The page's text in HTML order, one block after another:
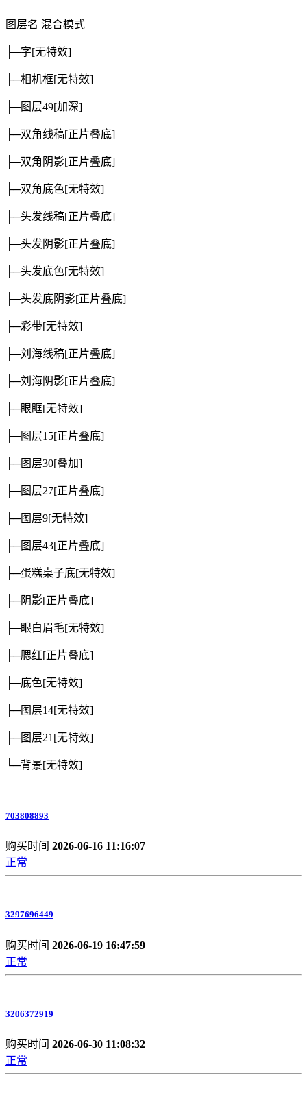
图层名 混合模式
├─字[无特效]
├─相机框[无特效]
├─图层49[加深]
├─双角线稿[正片叠底]
├─双角阴影[正片叠底]
├─双角底色[无特效]
├─头发线稿[正片叠底]
├─头发阴影[正片叠底]
├─头发底色[无特效]
├─头发底阴影[正片叠底]
├─彩带[无特效]
├─刘海线稿[正片叠底]
├─刘海阴影[正片叠底]
├─眼眶[无特效]
├─图层15[正片叠底]
├─图层30[叠加]
├─图层27[正片叠底]
├─图层9[无特效]
├─图层43[正片叠底]
├─蛋糕桌子底[无特效]
├─阴影[正片叠底]
├─眼白眉毛[无特效]
├─腮红[正片叠底]
├─底色[无特效]
├─图层14[无特效]
├─图层21 [无特效]
└─背景[无特效]
703808893
购买时间 2026-06-16 11:16:07
正常
3297696449
购买时间 2026-06-19 16:47:59
正常
3206372919
购买时间 2026-06-30 11:08:32
正常